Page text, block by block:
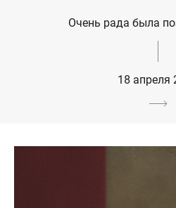
Очень рада была
18 апреля